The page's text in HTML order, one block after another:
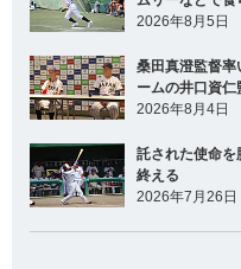
2026年8月5日
桑田真澄監督
ームの井口資
2026年8月4日
託された使命
終える
2026年7月26日